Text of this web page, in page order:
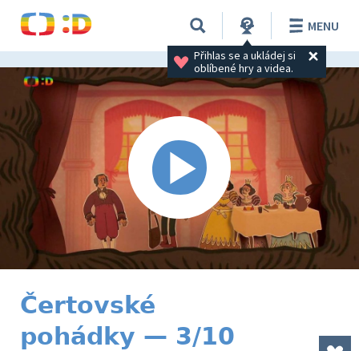
Přihlas se a ukládej si
oblíbené hry a videa.
MENU
Čertovské
pohádky — 3/10